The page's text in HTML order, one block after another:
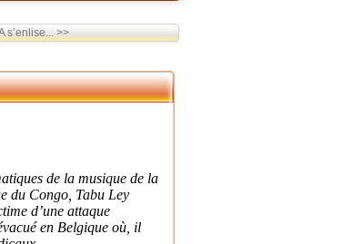
s’enlise... >>
de la musique de la
du Congo, Tabu Ley
d’une attaque
en Belgique où, il